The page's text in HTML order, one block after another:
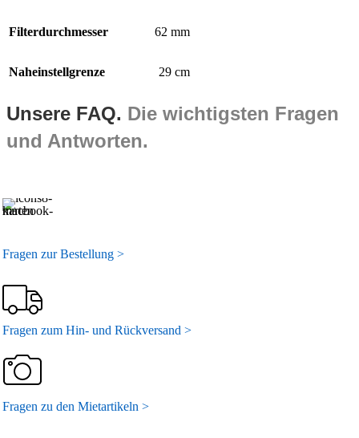
Filterdurchmesser 62 mm
Naheinstellgrenze 29 cm
Unsere FAQ. Die wichtigsten Fragen
und Antworten.
Fragen zur Bestellung >
Fragen zum Hin- und Rückversand >
Fragen zu den Mietartikeln >